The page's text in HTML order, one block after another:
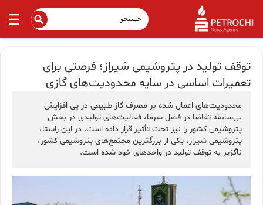
توقف تولید در پتروشیمی شیراز؛ فرصتی برای
تعمیرات اساسی در سایه محدودیت‌های گازی
محدودیت‌های اعمال شده بر مصرف گاز طبیعی در پی افزایش
بی‌سابقه تقاضا در فصل سرما، فعالیت‌های تولیدی در بخش
پتروشیمی کشور را نیز تحت تأثیر قرار داده است. در این راستا،
پتروشیمی شیراز، یکی از بزرگترین مجتمع‌های پتروشیمی کشور،
ناگزیر به توقف تولید در واحدهای خود شده است.